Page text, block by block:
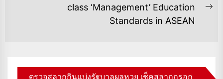
class ‘Management’ Education
Standards in ASEAN
ตรวจสลากกินแบ่งรัฐบาลผลหวย เช็คสลากกรอก